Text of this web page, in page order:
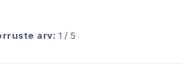
arv: 1 / 5